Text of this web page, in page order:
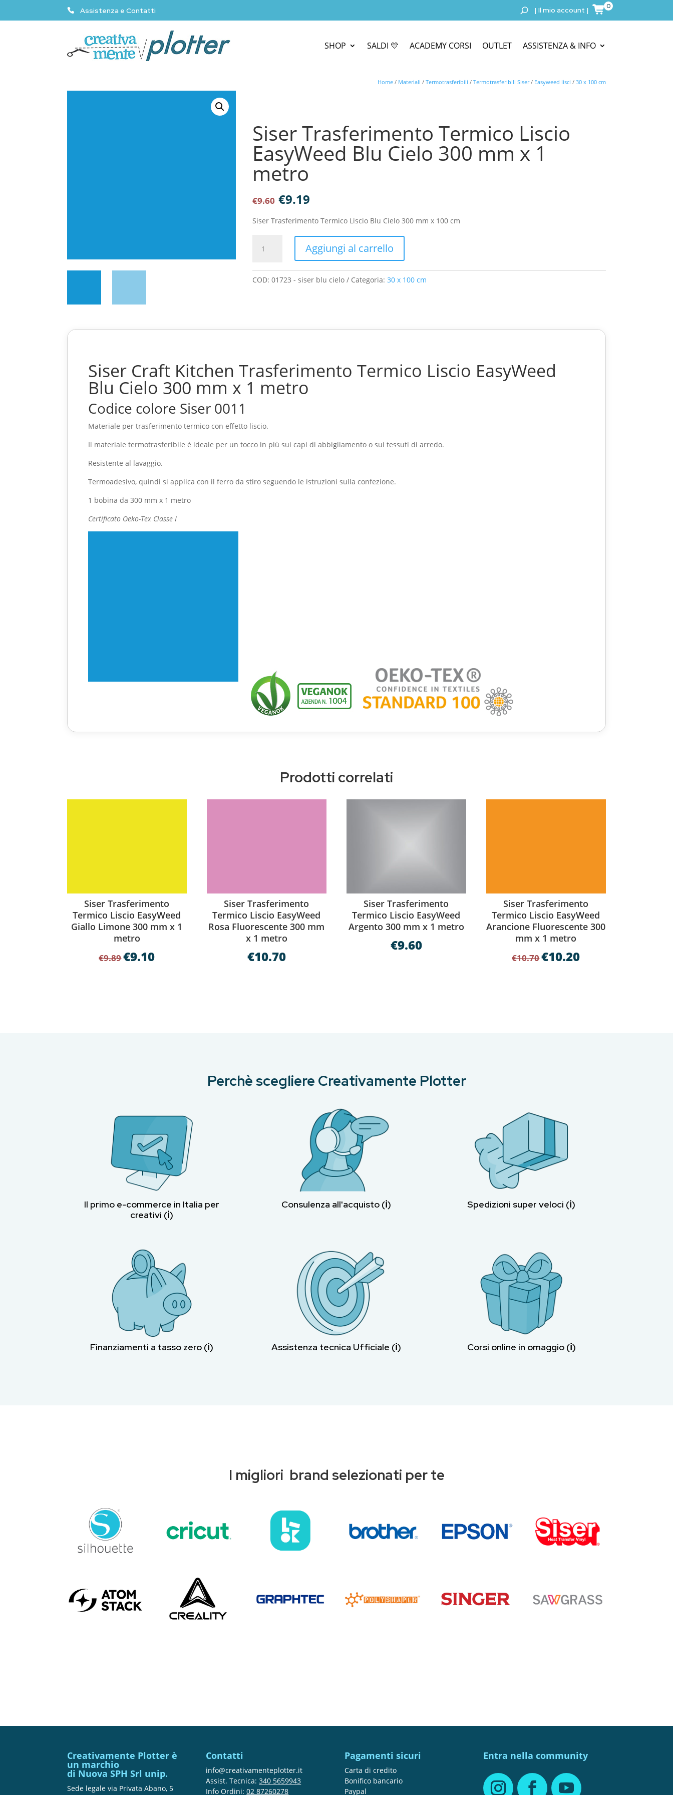
Assistenza e Contatti | Il mio account | 0
SHOP SALDI 💛 ACADEMY CORSI OUTLET ASSISTENZA & INFO
Home/ Materiali / Termotrasferibili / Termotrasferibili Siser/ Easyweed lisci / 30 x 100 cm
Siser Trasferimento Termico Liscio
EasyWeed Blu Cielo 300 mm x 1
metro
€9.60 Il
prezzo
originale
era:
€9.60.
€9.19Il
attuale
è:
€9.19.
Siser Trasferimento Termico Liscio Blu Cielo 300 mm x 100 cm
Trasferimento
mm
metro
quantità
Aggiungi al carrello
COD: 01723 - siser blu cielo Categoria: 30 x 100 cm
Siser Craft Kitchen Trasferimento Termico Liscio EasyWeed
Blu Cielo 300 mm x 1 metro
Codice colore Siser 0011
Materiale per trasferimento termico con effetto liscio.
Il materiale termotrasferibile è ideale per un tocco in più sui capi di abbigliamento o sui tessuti di arredo.
Resistente al lavaggio.
Termoadesivo, quindi si applica con il ferro da stiro seguendo le istruzioni sulla confezione.
1 bobina da 300 mm x 1 metro
Certificato Oeko-Tex Classe I
Prodotti correlati
Siser Trasferimento
Termico Liscio EasyWeed
Giallo Limone 300 mm x 1
metro
€9.89Il
€9.10Il
Siser Trasferimento
Termico Liscio EasyWeed
Rosa Fluorescente 300 mm
x 1 metro
€10.70
Siser Trasferimento
Termico Liscio EasyWeed
Argento 300 mm x 1 metro
€9.60
Siser Trasferimento
Termico Liscio EasyWeed
Arancione Fluorescente 300
mm x 1 metro
€10.70Il
€10.20Il
Perchè scegliere Creativamente Plotter
Il primo e-commerce in Italia per
creativi (ℹ︎)
Consulenza all'acquisto (ℹ︎) Spedizioni super veloci (ℹ︎)
Finanziamenti a tasso zero (ℹ︎) Assistenza tecnica Ufficiale (ℹ︎) Corsi online in omaggio (ℹ︎)
I migliori brand selezionati per te
Creativamente Plotter è
un marchio
di Nuova SPH Srl unip.
Sede legale via Privata Abano, 5
Contatti
info@creativamenteplotter.it
Assist. Tecnica:340 5659943
Info Ordini:02 87260278
Pagamenti sicuri
Carta di credito
Bonifico bancario
Paypal
Entra nella community